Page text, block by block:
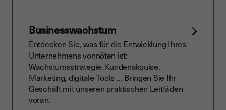
Businesswachstum
Entdecken Sie, was für die Entwicklung Ihres
Unternehmens vonnöten ist:
Wachstumsstrategie, Kundenakquise,
Marketing, digitale Tools … Bringen Sie Ihr
Geschäft mit unseren praktischen Leitfäden
voran.